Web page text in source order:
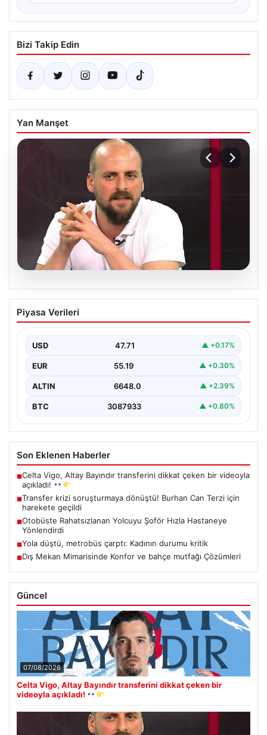
Bizi Takip Edin
Yan Manşet
Transfer krizi soruşturmaya dönüştü!
Burhan Can Terzi için harekete geçildi
Piyasa Verileri
USD 47.71 ▲ +0.17%
EUR 55.19 ▲ +0.30%
ALTIN 6648.0 ▲ +2.39%
BTC 3087933 ▲ +0.80%
Son Eklenen Haberler
■Celta Vigo, Altay Bayındır transferini dikkat çeken bir videoyla
açıkladı!
■Transfer krizi soruşturmaya dönüştü! Burhan Can Terzi için
harekete geçildi
■Otobüste Rahatsızlanan Yolcuyu Şoför Hızla Hastaneye
Yönlendirdi
■Yola düştü, metrobüs çarptı: Kadının durumu kritik
■Dış Mekan Mimarisinde Konfor ve bahçe mutfağı Çözümleri
Güncel
07/08/2026
Celta Vigo, Altay Bayındır transferini dikkat çeken bir
videoyla açıkladı!